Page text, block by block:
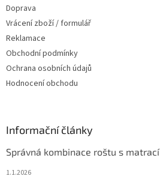
Doprava
Vrácení zboží / formulář
Reklamace
Obchodní podmínky
Ochrana osobních údajů
Hodnocení obchodu
Informační články
Správná kombinace roštu s matrací
1.1.2026